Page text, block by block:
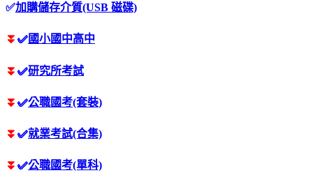
✅加購儲存介質(USB 磁碟)
⏬ ✅國小國中高中
⏬ ✅研究所考試
⏬ ✅公職國考(套裝)
⏬ ✅就業考試(合集)
⏬ ✅公職國考(單科)